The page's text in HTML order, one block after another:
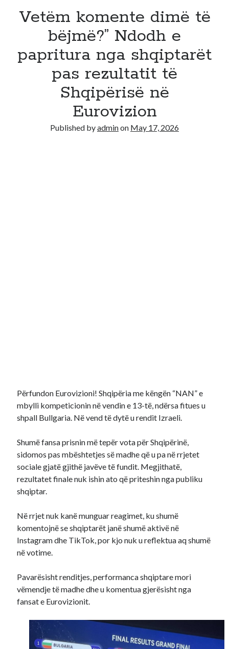
Vetëm komente dimë të
bëjmë?” Ndodh e
papritura nga shqiptarët
pas rezultatit të
Shqipërisë në
Eurovizion
Published byadminon May 17, 2026
Përfundon Eurovizioni! Shqipëria me këngën “NAN” e
mbylli kompeticionin në vendin e 13-të, ndërsa fitues u
shpall Bullgaria. Në vend të dytë u rendit Izraeli.
Shumë fansa prisnin më tepër vota për Shqipërinë,
sidomos pas mbështetjes së madhe që u pa në rrjetet
sociale gjatë gjithë javëve të fundit. Megjithatë,
rezultatet finale nuk ishin ato që priteshin nga publiku
shqiptar.
Në rrjet nuk kanë munguar reagimet, ku shumë
komentojnë se shqiptarët janë shumë aktivë në
Instagram dhe TikTok, por kjo nuk u reflektua aq shumë
në votime.
Pavarësisht renditjes, performanca shqiptare mori
vëmendje të madhe dhe u komentua gjerësisht nga
fansat e Eurovizionit.